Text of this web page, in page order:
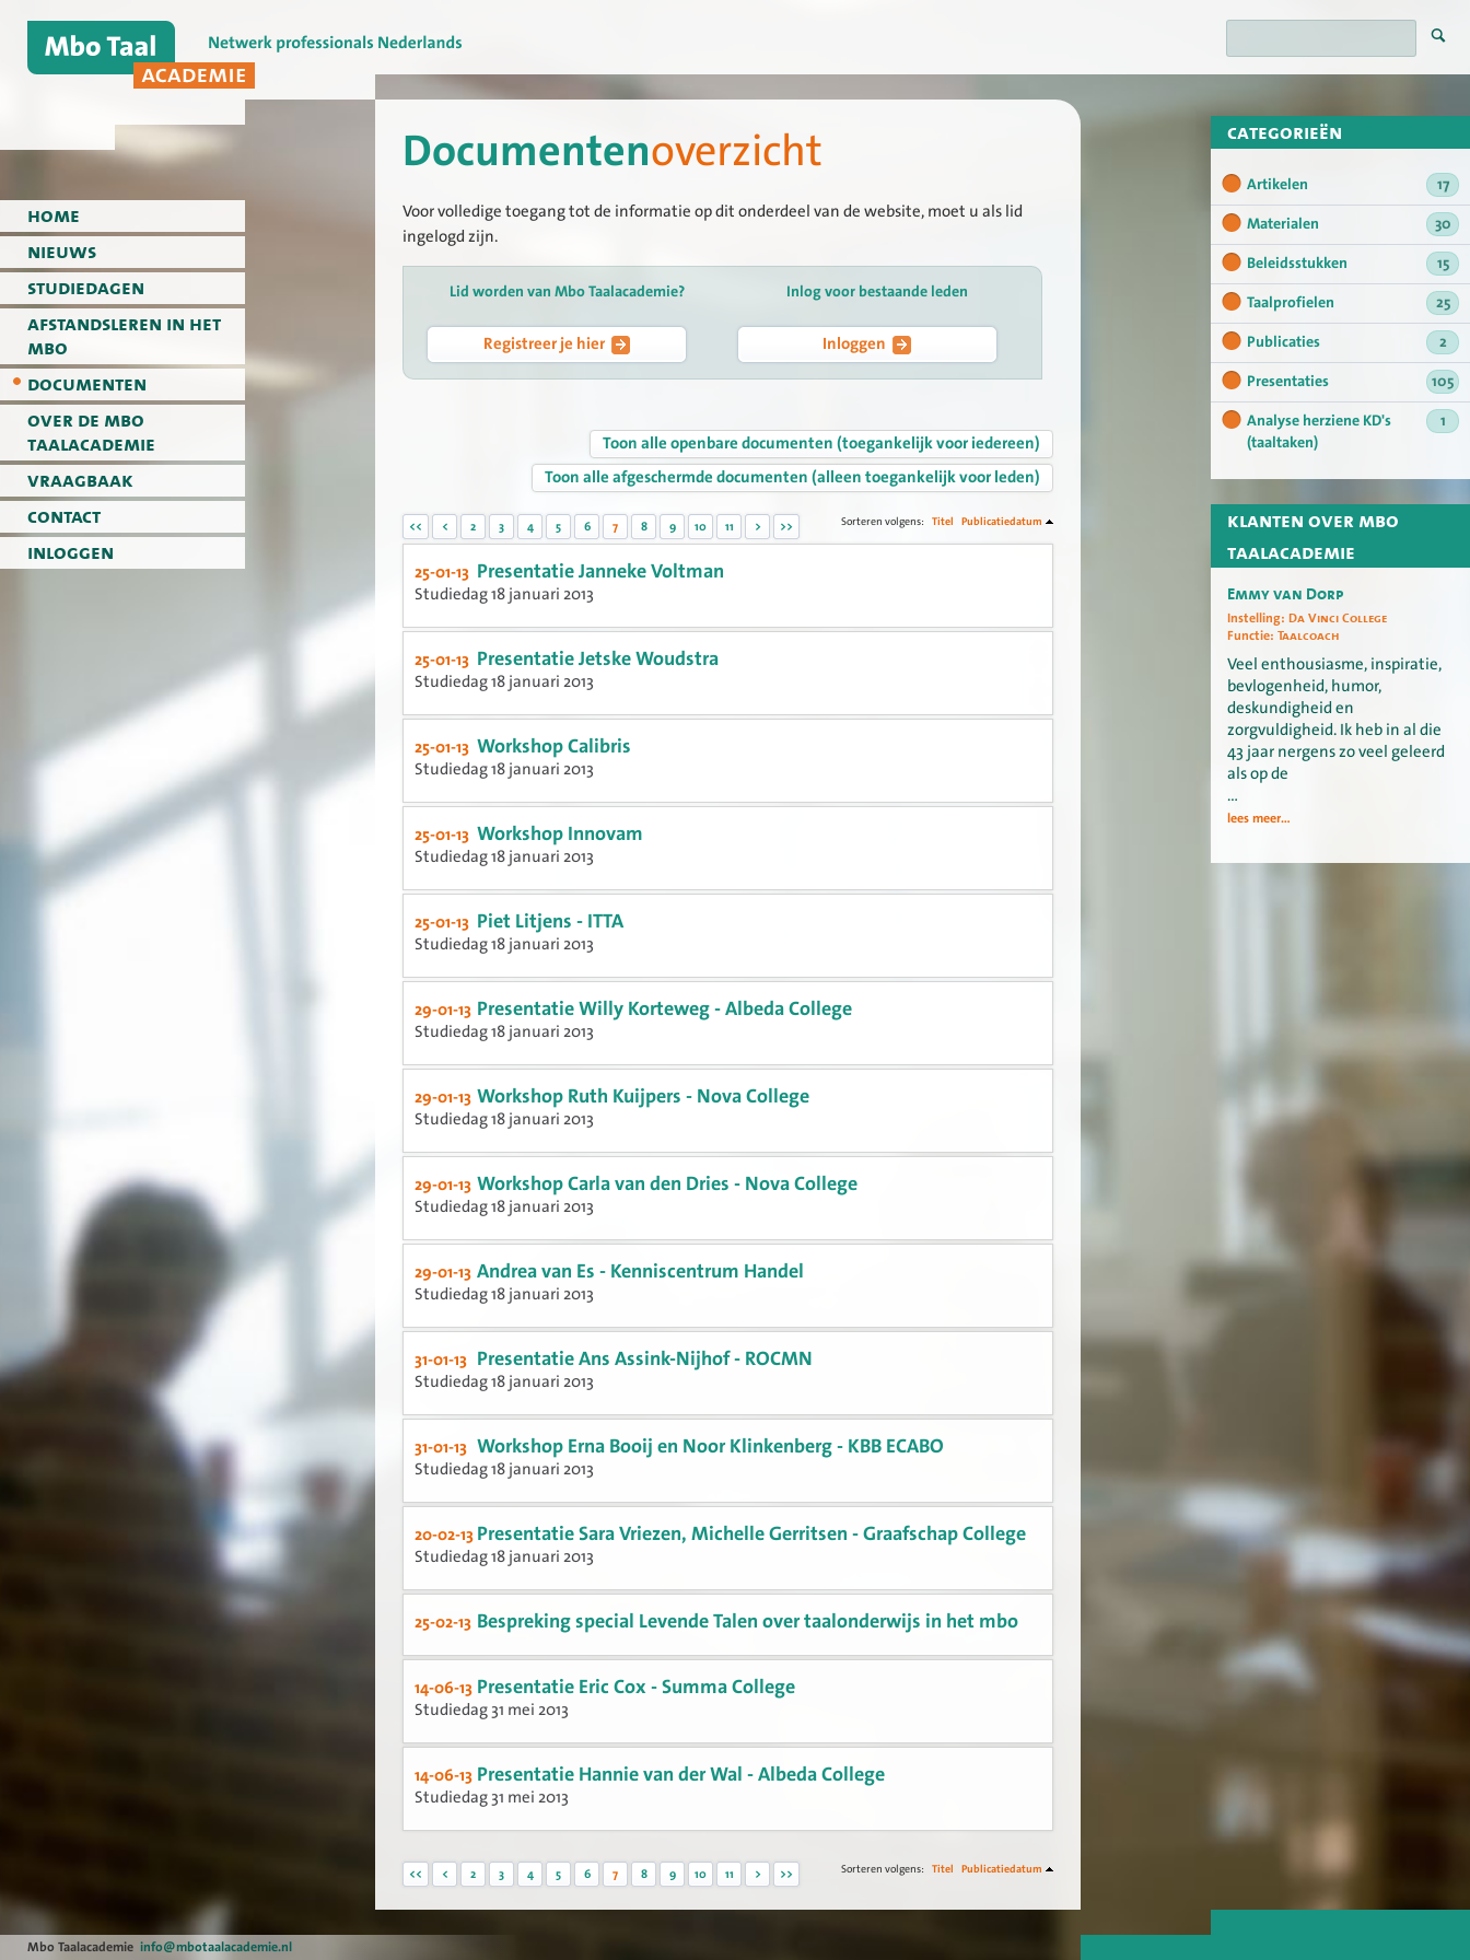
home
nieuws
studiedagen
afstandsleren in het
mbo
documenten
over de mbo
taalacademie
vraagbaak
contact
inloggen
categorieën
Artikelen
17
Materialen
30
Beleidsstukken
15
Taalprofielen
25
Publicaties
2
Presentaties
105
Analyse herziene KD's
(taaltaken)
1
klanten over mbo
taalacademie
Emmy van Dorp
Instelling: Da Vinci College
Functie: Taalcoach
Veel enthousiasme, inspiratie,
bevlogenheid, humor,
deskundigheid en
zorgvuldigheid. Ik heb in al die
43 jaar nergens zo veel geleerd
als op de
…
lees meer...
Documentenoverzicht
Voor volledige toegang tot de informatie op dit onderdeel van de website, moet u als lid
ingelogd zijn.
Lid worden van Mbo Taalacademie?
Registreer je hier
Inlog voor bestaande leden
Inloggen
Toon alle openbare documenten (toegankelijk voor iedereen)
Toon alle afgeschermde documenten (alleen toegankelijk voor leden)
<< < 2 3 4 5 6 7 8 9 10 11 > >> Sorteren volgens: Titel Publicatiedatum
25-01-13 Presentatie Janneke Voltman
Studiedag 18 januari 2013
25-01-13 Presentatie Jetske Woudstra
Studiedag 18 januari 2013
25-01-13 Workshop Calibris
Studiedag 18 januari 2013
25-01-13 Workshop Innovam
Studiedag 18 januari 2013
25-01-13 Piet Litjens - ITTA
Studiedag 18 januari 2013
29-01-13 Presentatie Willy Korteweg - Albeda College
Studiedag 18 januari 2013
29-01-13 Workshop Ruth Kuijpers - Nova College
Studiedag 18 januari 2013
29-01-13 Workshop Carla van den Dries - Nova College
Studiedag 18 januari 2013
29-01-13 Andrea van Es - Kenniscentrum Handel
Studiedag 18 januari 2013
31-01-13 Presentatie Ans Assink-Nijhof - ROCMN
Studiedag 18 januari 2013
31-01-13 Workshop Erna Booij en Noor Klinkenberg - KBB ECABO
Studiedag 18 januari 2013
20-02-13 Presentatie Sara Vriezen, Michelle Gerritsen - Graafschap College
Studiedag 18 januari 2013
25-02-13 Bespreking special Levende Talen over taalonderwijs in het mbo
14-06-13 Presentatie Eric Cox - Summa College
Studiedag 31 mei 2013
14-06-13 Presentatie Hannie van der Wal - Albeda College
Studiedag 31 mei 2013
<< < 2 3 4 5 6 7 8 9 10 11 > >> Sorteren volgens: Titel Publicatiedatum
Mbo Taalacademie info@mbotaalacademie.nl